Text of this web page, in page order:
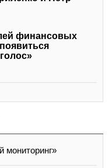
финансовых
мониторинг»